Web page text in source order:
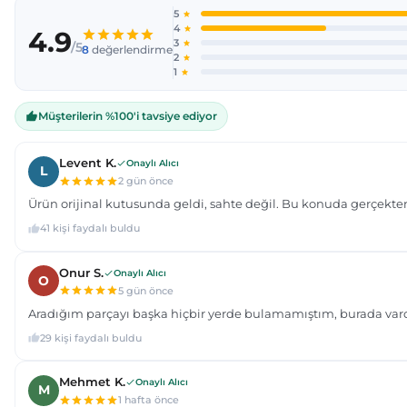
Ürün açıklamasında eksik bilgiler bulunuyor.
Ürün bilgilerinde hatalar bulunuyor.
Ürün fiyatı diğer sitelerden daha pahalı.
Bu ürüne benzer farklı alternatifler olmalı.